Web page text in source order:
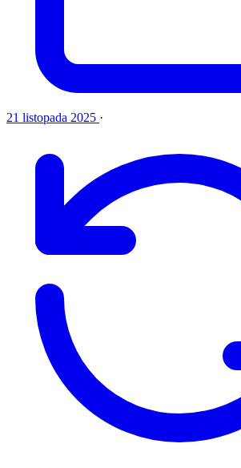
21 listopada 2025 ·